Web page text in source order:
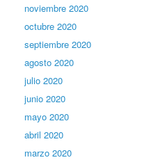
noviembre 2020
octubre 2020
septiembre 2020
agosto 2020
julio 2020
junio 2020
mayo 2020
abril 2020
marzo 2020